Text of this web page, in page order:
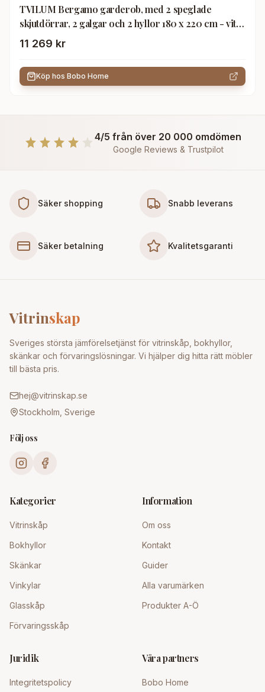
TVILUM Bergamo garderob, med 2 speglade
skjutdörrar, 2 galgar och 2 hyllor 180 x 220 cm - vitt
trä
11 269 kr
Köp hos Bobo Home
4/5 från över 20 000 omdömen
Google Reviews & Trustpilot
Säker shopping Snabb leverans
Säker betalning Kvalitetsgaranti
Vitrinskap
Sveriges största jämförelsetjänst för vitrinskåp, bokhyllor,
skänkar och förvaringslösningar. Vi hjälper dig hitta rätt möbler
till bästa pris.
hej@vitrinskap.se
Stockholm, Sverige
Följ oss
Kategorier
Vitrinskåp
Bokhyllor
Skänkar
Vinkylar
Glasskåp
Förvaringsskåp
Information
Om oss
Kontakt
Guider
Alla varumärken
Produkter A-Ö
Juridik
Integritetspolicy
Våra partners
Bobo Home